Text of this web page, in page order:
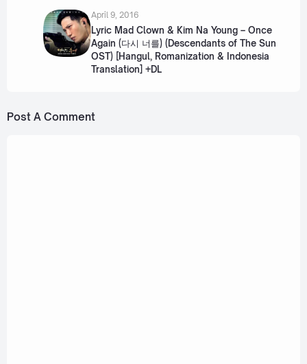
April 9, 2016
Lyric Mad Clown & Kim Na Young – Once
Again (다시 너를) (Descendants of The Sun
OST) [Hangul, Romanization & Indonesia
Translation] +DL
Post A Comment